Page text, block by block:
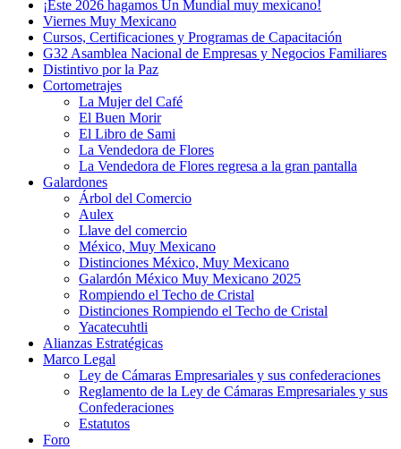
¡Este 2026 hagamos Un Mundial muy mexicano!
Viernes Muy Mexicano
Cursos, Certificaciones y Programas de Capacitación
G32 Asamblea Nacional de Empresas y Negocios Familiares
Distintivo por la Paz
Cortometrajes
La Mujer del Café
El Buen Morir
El Libro de Sami
La Vendedora de Flores
La Vendedora de Flores regresa a la gran pantalla
Galardones
Árbol del Comercio
Aulex
Llave del comercio
México, Muy Mexicano
Distinciones México, Muy Mexicano
Galardón México Muy Mexicano 2025
Rompiendo el Techo de Cristal
Distinciones Rompiendo el Techo de Cristal
Yacatecuhtli
Alianzas Estratégicas
Marco Legal
Ley de Cámaras Empresariales y sus confederaciones
Reglamento de la Ley de Cámaras Empresariales y sus
Confederaciones
Estatutos
Foro